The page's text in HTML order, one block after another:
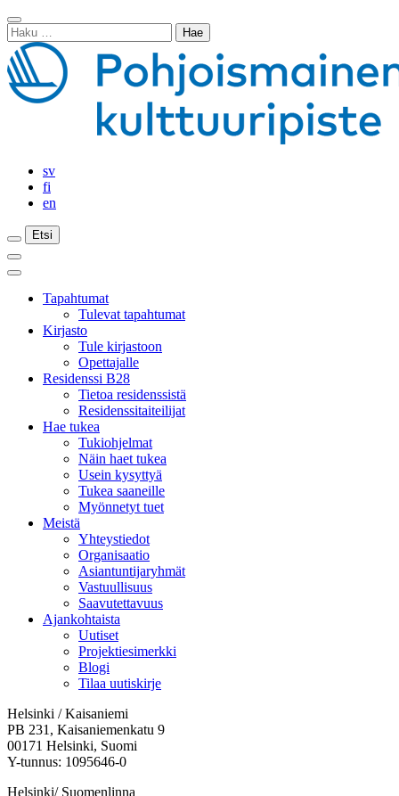
Siirry
sisältöön
Sulje
haku
Haku:
sv
fi
en
Etsi
Etsi
Etsi
Päävalikko
Sulje
päävalikkoTapahtumat
Tulevat tapahtumat
Kirjasto
Tule kirjastoon
Opettajalle
Residenssi B28
Tietoa residenssistä
Residenssitaiteilijat
Hae tukea
Tukiohjelmat
Näin haet tukea
Usein kysyttyä
Tukea saaneille
Myönnetyt tuet
Meistä
Yhteystiedot
Organisaatio
Asiantuntijaryhmät
Vastuullisuus
Saavutettavuus
Ajankohtaista
Uutiset
Projektiesimerkki
Blogi
Tilaa uutiskirje
Helsinki / Kaisaniemi
PB 231, Kaisaniemenkatu 9
00171 Helsinki, Suomi
Y-tunnus: 1095646-0
Helsinki/ Suomenlinna